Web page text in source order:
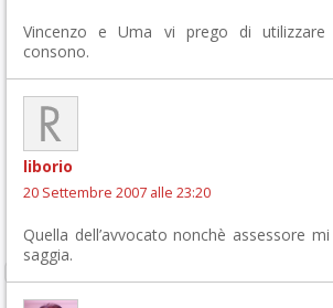
Vincenzo e Uma vi prego di utilizzare
consono.
liborio
20 Settembre 2007 alle 23:20
Quella dell’avvocato nonchè assessore
saggia.